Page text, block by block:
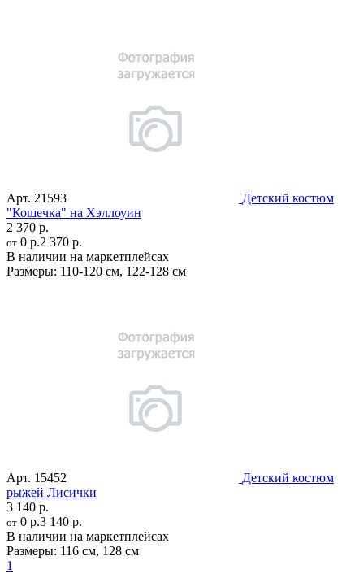
Арт. 21593
Детский костюм
"Кошечка" на Хэллоуин
2 370 р.
от 0 р.2 370 р.
В наличии на маркетплейсах
Размеры: 110-120 см, 122-128 см
Арт. 15452
Детский костюм
рыжей Лисички
3 140 р.
от 0 р.3 140 р.
В наличии на маркетплейсах
Размеры: 116 см, 128 см
1